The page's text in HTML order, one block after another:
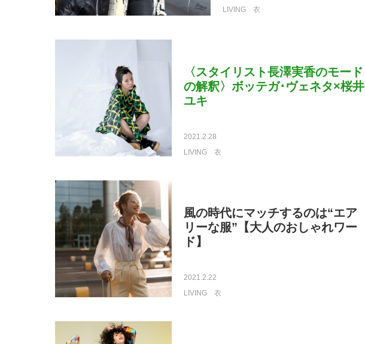
LIVING
衣
〈スタイリスト長澤実香のモード
の解釈〉ボッテガ･ヴェネタ×桜井
ユキ
2021.2.28
LIVING
衣
風の時代にマッチするのは“エア
リーな服”【大人のおしゃれワー
ド】
2021.2.22
LIVING
衣